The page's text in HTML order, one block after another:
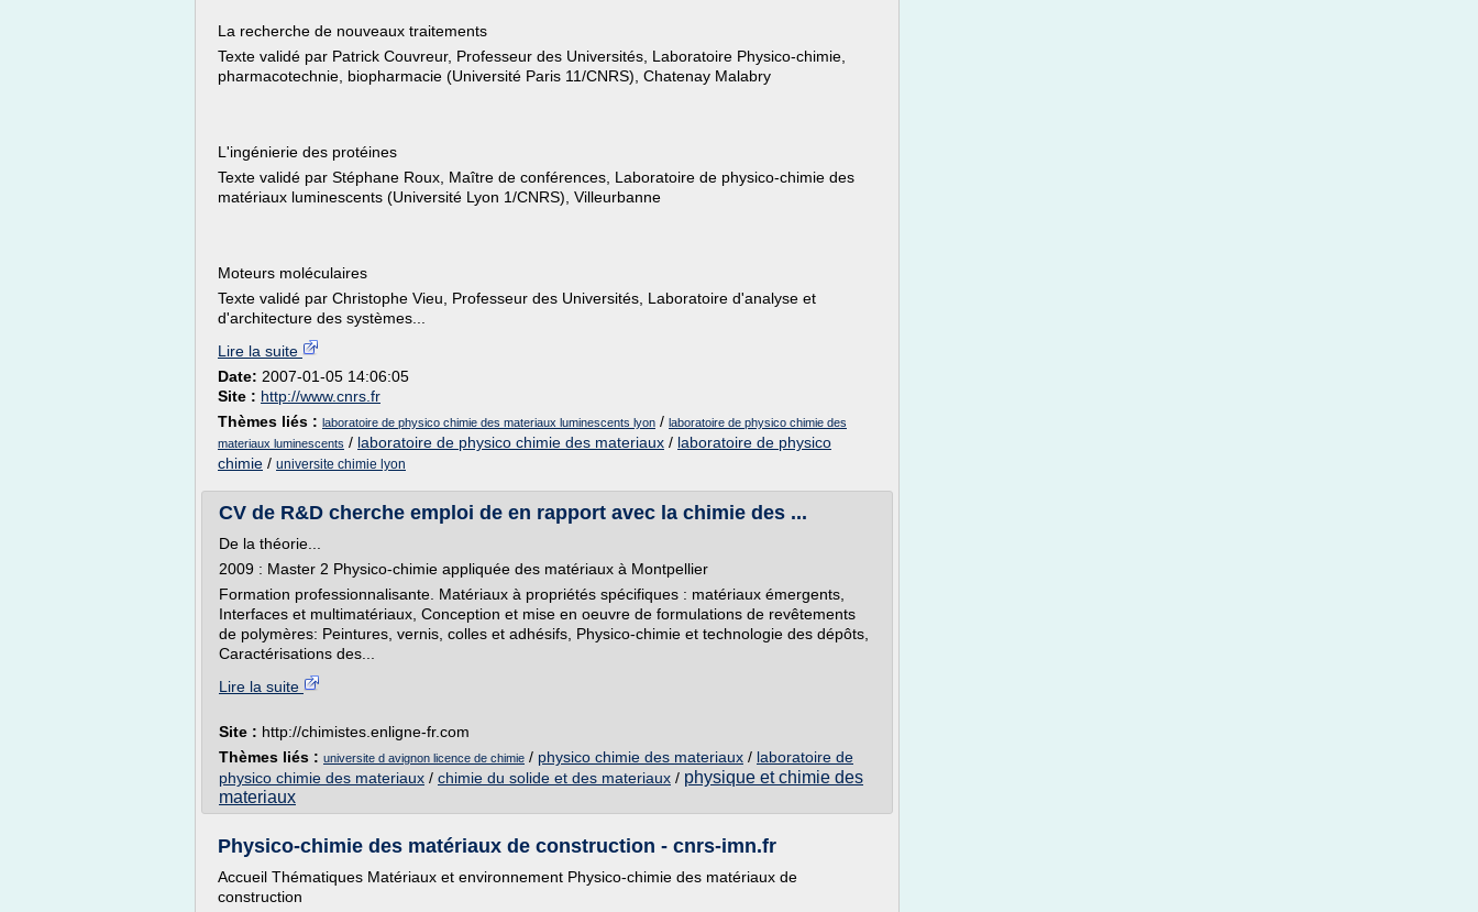
La recherche de nouveaux traitements
Texte validé par Patrick Couvreur, Professeur des Universités, Laboratoire Physico-chimie,
pharmacotechnie, biopharmacie (Université Paris 11/CNRS), Chatenay Malabry
L'ingénierie des protéines
Texte validé par Stéphane Roux, Maître de conférences, Laboratoire de physico-chimie des
matériaux luminescents (Université Lyon 1/CNRS), Villeurbanne
Moteurs moléculaires
Texte validé par Christophe Vieu, Professeur des Universités, Laboratoire d'analyse et
d'architecture des systèmes...
Lire la suite
Date: 2007-01-05 14:06:05
Site : http://www.cnrs.fr
Thèmes liés : laboratoire de physico chimie des materiaux luminescents lyon / laboratoire de physico chimie des
materiaux luminescents / laboratoire de physico chimie des materiaux / laboratoire de physico
chimie / universite chimie lyon
CV de R&D cherche emploi de en rapport avec la chimie des ...
De la théorie...
2009 : Master 2 Physico-chimie appliquée des matériaux à Montpellier
Formation professionnalisante. Matériaux à propriétés spécifiques : matériaux émergents,
Interfaces et multimatériaux, Conception et mise en oeuvre de formulations de revêtements
de polymères: Peintures, vernis, colles et adhésifs, Physico-chimie et technologie des dépôts,
Caractérisations des...
Lire la suite
Site : http://chimistes.enligne-fr.com
Thèmes liés : universite d avignon licence de chimie / physico chimie des materiaux / laboratoire de
physico chimie des materiaux / chimie du solide et des materiaux / physique et chimie des
materiaux
Physico-chimie des matériaux de construction - cnrs-imn.fr
Accueil Thématiques Matériaux et environnement Physico-chimie des matériaux de
construction